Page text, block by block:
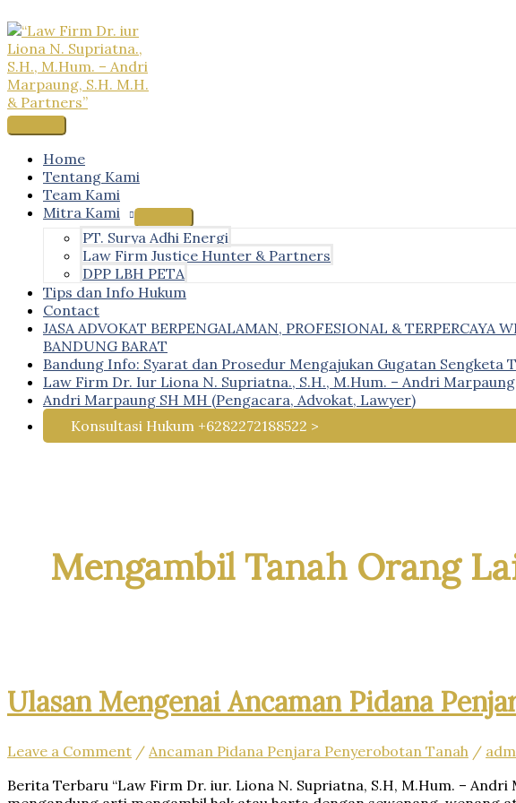
to
content
Main
Menu
Home
Tentang Kami
Team Kami
Mitra Kami
PT. Surya Adhi Energi
Law Firm Justice Hunter & Partners
DPP LBH PETA
Tips dan Info Hukum
Contact
JASA ADVOKAT BERPENGALAMAN, PROFESIONAL &
BANDUNG BARAT
Bandung Info: Syarat dan Prosedur Mengajukan Gugatan
Law Firm Dr. Iur Liona N. Supriatna., S.H., M.Hum. – Andri
Andri Marpaung SH MH (Pengacara, Advokat, Lawyer)
Konsultasi Hukum +6282272188522 >
Mengambil Tanah Orang
Ulasan Mengenai Ancaman Pidana
Leave a Comment / Ancaman Pidana Penjara Penyerobotan Tanah /
Berita Terbaru “Law Firm Dr. iur. Liona N. Supriatna, S.H, M.Hum. –